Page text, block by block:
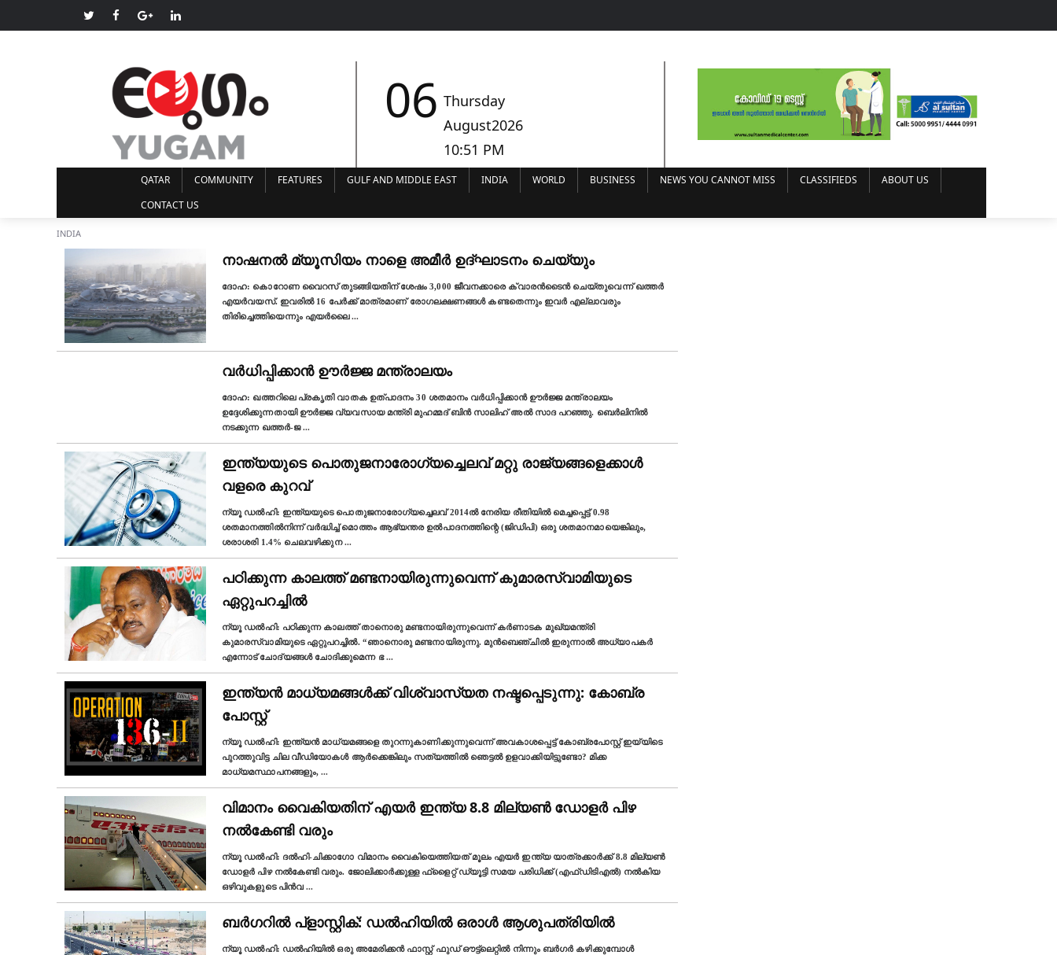
06 Thursday
August2026
10:51 PM
QATAR COMMUNITY FEATURES GULF AND MIDDLE EAST INDIA WORLD BUSINESS NEWS YOU CANNOT MISS CLASSIFIEDS
ABOUT US
CONTACT US
INDIA
നാഷനല്‍ മ്യൂസിയം നാളെ അമീര്‍ ഉദ്ഘാടനം ചെയ്യും
ദോഹ: കൊറോണ വൈറസ്‌ തുടങ്ങിയതിന് ശേഷം 3,000 ജീവനക്കാരെ ക്വാരന്‍ടൈന്‍ ചെയ്തുവെന്ന് ഖത്തര്‍
എയര്‍വയസ്. ഇവരില്‍ 16 പേര്‍ക്ക് മാത്രമാണ് രോഗലക്ഷണങ്ങള്‍ കണ്ടതെന്നും ഇവര്‍ എല്ലാവരും
തിരിച്ചെത്തിയെന്നും എയര്‍ലൈ...
വര്‍ധിപ്പിക്കാന്‍ ഊര്‍ജ്ജ മന്ത്രാലയം
ദോഹ: ഖത്തറിലെ പ്രകൃതി വാതക ഉത്പാദനം 30 ശതമാനം വര്‍ധിപ്പിക്കാന്‍ ഊര്‍ജ്ജ മന്ത്രാലയം
ഉദ്ദേശിക്കുന്നതായി ഊര്‍ജ്ജ വ്യവസായ മന്ത്രി മുഹമ്മദ്‌ ബിന്‍ സാലിഹ് അല്‍ സാദ പറഞ്ഞു. ബെര്‍ലിനില്‍
നടക്കുന്ന ഖത്തര്‍-ജ...
ഇന്ത്യയുടെ പൊതുജനാരോഗ്യച്ചെലവ് മറ്റു രാജ്യങ്ങളെക്കാൾ
വളരെ കുറവ്
ന്യൂ ഡല്‍ഹി: ഇന്ത്യയുടെ പൊതുജനാരോഗ്യച്ചെലവ് 2014ൽ നേരിയ രീതിയിൽ മെച്ചപ്പെട്ട് 0.98
ശതമാനത്തില്‍നിന്ന് വര്‍ദ്ധിച്ച് മൊത്തം ആഭ്യന്തര ഉൽപാദനത്തിന്റെ (ജിഡിപി) ഒരു ശതമാനമായെങ്കിലും,
ശരാശരി 1.4% ചെലവഴിക്കുന...
പഠിക്കുന്ന കാലത്ത് മണ്ടനായിരുന്നുവെന്ന് കുമാരസ്വാമിയുടെ
ഏറ്റുപറച്ചിൽ
ന്യൂ ഡല്‍ഹി: പഠിക്കുന്ന കാലത്ത് താനൊരു മണ്ടനായിരുന്നുവെന്ന് കര്‍ണാടക മുഖ്യമന്ത്രി
കുമാരസ്വാമിയുടെ ഏറ്റുപറച്ചിൽ. “ഞാനൊരു മണ്ടനായിരുന്നു. മുൻബെഞ്ചിൽ ഇരുന്നാല്‍ അധ്യാപകർ
എന്നോട് ചോദ്യങ്ങൾ ചോദിക്കുമെന്ന ഭ...
ഇന്ത്യൻ മാധ്യമങ്ങൾക്ക് വിശ്വാസ്യത നഷ്ടപ്പെടുന്നു: കോബ്ര
പോസ്റ്റ്‌
ന്യൂ ഡല്‍ഹി: ഇന്ത്യന്‍ മാധ്യമങ്ങളെ തുറന്നുകാണിക്കുന്നുവെന്ന് അവകാശപ്പെട്ട് കോബ്രപോസ്റ്റ് ഇയ്യിടെ
പുറത്തുവിട്ട ചില വീഡിയോകൾ ആർക്കെങ്കിലും സത്യത്തിൽ ഞെട്ടൽ ഉളവാക്കിയിട്ടുണ്ടോ? മിക്ക
മാധ്യമസ്ഥാപനങ്ങളും,...
വിമാനം വൈകിയതിന് എയർ ഇന്ത്യ 8.8 മില്യൺ ഡോളർ പിഴ
നൽകേണ്ടി വരും
ന്യൂ ഡല്‍ഹി: ദൽഹി-ചിക്കാഗോ വിമാനം വൈകിയെത്തിയത് മൂലം എയർ ഇന്ത്യ യാത്രക്കാർക്ക് 8.8 മില്യൺ
ഡോളർ പിഴ നൽകേണ്ടി വരും. ജോലിക്കാര്‍ക്കുള്ള ഫ്ളൈറ്റ് ഡ്യൂട്ടി സമയ പരിധിക്ക് (എഫ്ഡിടിഎൽ) നൽകിയ
ഒഴിവുകളുടെ പിൻവ...
ബർഗറില്‍ പ്ളാസ്റ്റിക്: ഡൽഹിയിൽ ഒരാൾ ആശുപത്രിയിൽ
ന്യൂ ഡല്‍ഹി: ഡൽഹിയിൽ ഒരു അമേരിക്കൻ ഫാസ്റ്റ് ഫുഡ് ഔട്ട്‌ലെറ്റില്‍ നിന്നും ബർഗർ കഴിക്കുമ്പോൾ